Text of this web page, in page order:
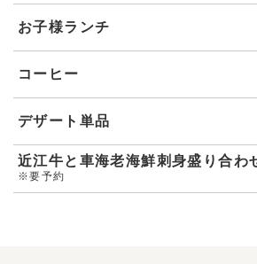
お子様ランチ
コーヒー
デザート単品
近江牛と車海老海鮮刺身盛り合わ
※要予約